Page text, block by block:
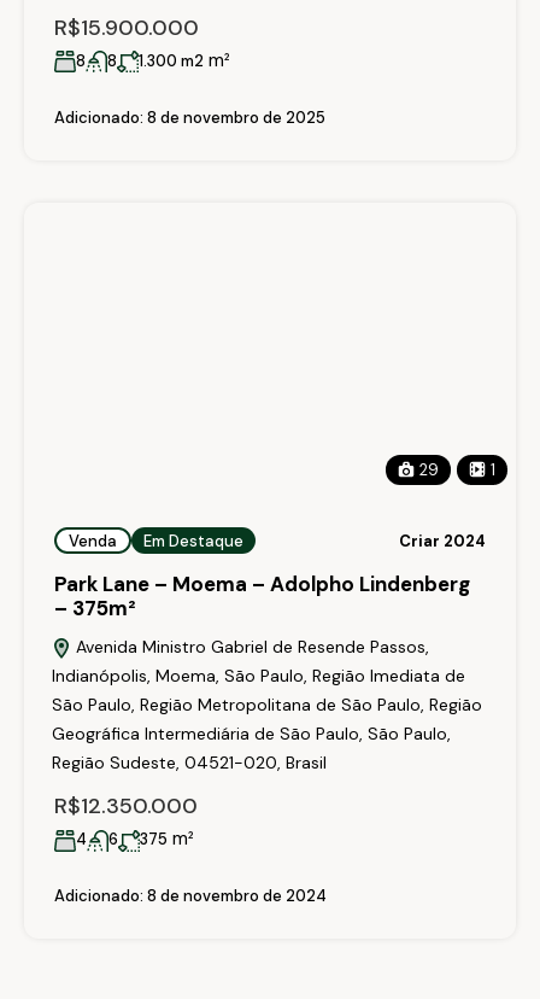
R$15.900.000
8 8 1.300 m2 m²
Adicionado: 8 de novembro de 2025
29 1
Venda Em Destaque Criar 2024
Park Lane – Moema – Adolpho Lindenberg
– 375m²
Avenida Ministro Gabriel de Resende Passos,
Indianópolis, Moema, São Paulo, Região Imediata de
São Paulo, Região Metropolitana de São Paulo, Região
Geográfica Intermediária de São Paulo, São Paulo,
Região Sudeste, 04521-020, Brasil
R$12.350.000
4 6 375 m²
Adicionado: 8 de novembro de 2024